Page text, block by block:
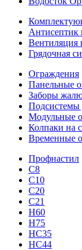
Антисептик
Вентиляция
Грядочная
Ограждения
Панельные
Заборы
Подсистемы
Модульные
Колпаки на
Временные
Профнастил
С8
С10
С20
С21
H60
H75
HС35
НС44